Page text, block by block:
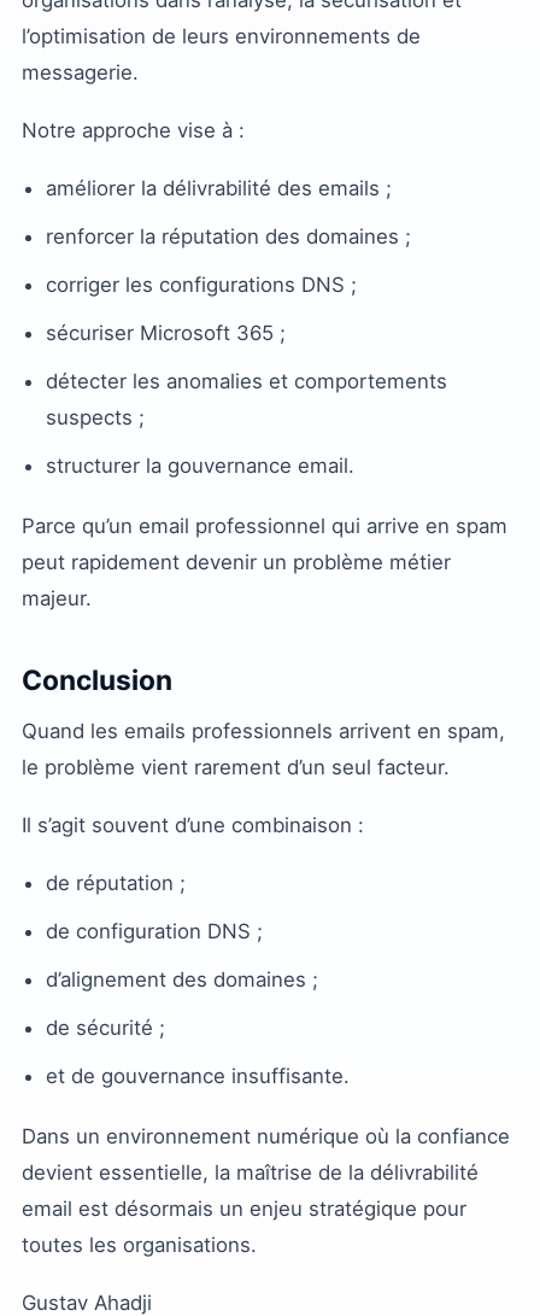
l’optimisation de leurs environnements de
messagerie.
Notre approche vise à :
améliorer la délivrabilité des emails ;
renforcer la réputation des domaines ;
corriger les configurations DNS ;
sécuriser Microsoft 365 ;
détecter les anomalies et comportements
suspects ;
structurer la gouvernance email.
Parce qu’un email professionnel qui arrive en spam
peut rapidement devenir un problème métier
majeur.
Conclusion
Quand les emails professionnels arrivent en spam,
le problème vient rarement d’un seul facteur.
Il s’agit souvent d’une combinaison :
de réputation ;
de configuration DNS ;
d’alignement des domaines ;
de sécurité ;
et de gouvernance insuffisante.
Dans un environnement numérique où la confiance
devient essentielle, la maîtrise de la délivrabilité
email est désormais un enjeu stratégique pour
toutes les organisations.
Gustav Ahadji